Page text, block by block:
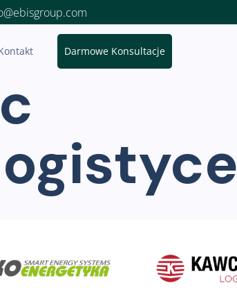
Darmowe Konsultacje